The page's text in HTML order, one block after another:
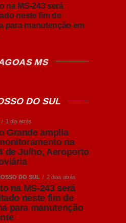
na MS-243 será
neste fim de
para manutenção em
MS
DO SUL
1 dia atrás
Grande amplia
na
de Julho, Aeroporto
DO SUL 2 dias atrás
na MS-243 será
neste fim de
para manutenção